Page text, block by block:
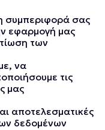
συμπεριφορά σας
εφαρμογή μας
των
να
τις
μας
αποτελεσματικές
δεδομένων